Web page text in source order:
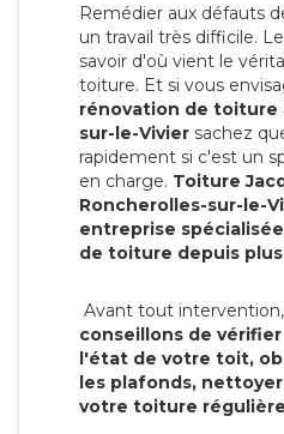
Remédier aux défauts
un travail très difficile.
savoir d'où vient le
toiture. Et si vous
rénovation de toiture
sur-le-Vivier sachez
rapidement si c'est un
en charge. Toiture
Roncherolles-sur-le-
entreprise
de toiture depuis
Avant tout
conseillons de
l'état de votre toit,
les plafonds,
votre toiture